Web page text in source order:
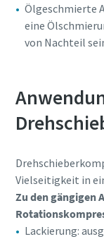
Ölgeschmierte
eine
von Nachteil
Vielseitigkeit in
Zu den gängigen
Lackierung: